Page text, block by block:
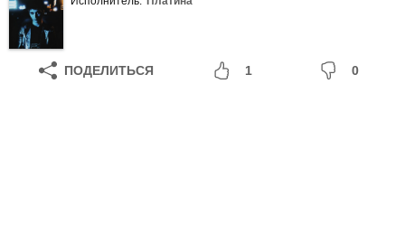
ПОДЕЛИТЬСЯ 1 0